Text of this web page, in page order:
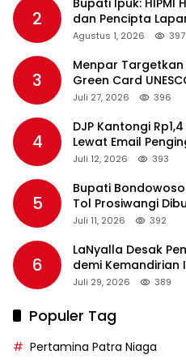
2
Bupati Ipuk: HIPMI
dan Pencipta
Agustus 1, 2026 397
3
Menpar
Green Card
2026
Juli 27, 2026 396
4
DJP Kantongi
Lewat Email
Rp36 Triliun
Juli 12, 2026 393
5
Bupati Bondowoso
Tol Prosiwangi
Juli 11, 2026 392
6
LaNyalla Desak
demi Kemandirian
Juli 29, 2026 389
Populer Tag
Pertamina Patra Niaga